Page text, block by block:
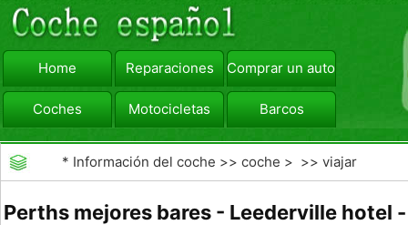
Home Reparaciones Comprar un automóvil
Coches Motocicletas Barcos
viajar Camiones
* Información del coche >>coche > >>viajar
Perths mejores bares - Leederville hotel -